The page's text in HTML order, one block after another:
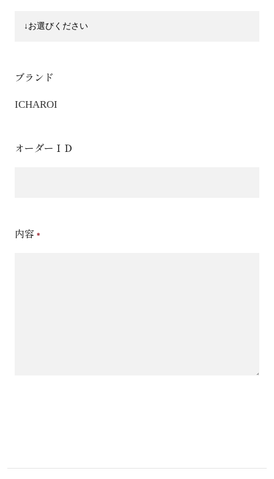
ブランド
ICHAROI
オーダーＩＤ
内容